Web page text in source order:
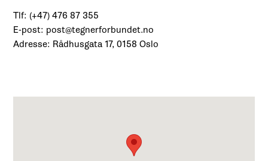
Tlf: (+47) 476 87 355
E-post: post@tegnerforbundet.no
Adresse: Rådhusgata 17, 0158 Oslo